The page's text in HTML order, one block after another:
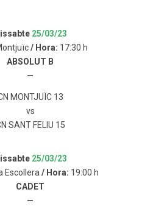
25/03/23
/ Hora: 17:30 h
ABSOLUT B
—
MONTJUÏC 13
vs
SANT FELIU 15
25/03/23
Escollera / Hora: 19:00 h
CADET
—